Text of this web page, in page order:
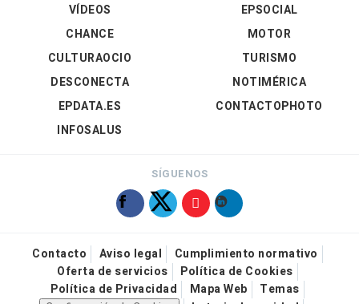
VÍDEOS
EPSOCIAL
CHANCE
CULTURAOCIO
DESCONECTA
EPDATA.ES
INFOSALUS
MOTOR
TURISMO
NOTIMÉRICA
CONTACTOPHOTO
SÍGUENOS
Contacto Aviso legal
Cumplimiento normativo
Oferta de servicios
Política de Cookies
Política de Privacidad
Mapa Web
Temas